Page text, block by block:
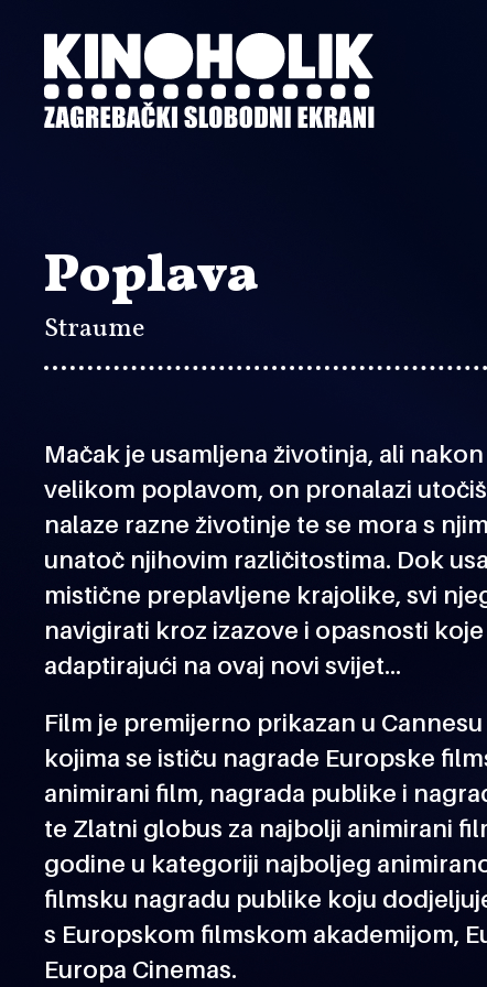
sadržaj
Poplava
Straume
Mačak je usamljena životinja, ali
velikom poplavom, on pronalazi
nalaze razne životinje te se mora s
unatoč njihovim različitostima. Dok
mistične preplavljene krajolike, svi
navigirati kroz izazove i opasnosti
adaptirajući na ovaj novi svijet...
Film je premijerno prikazan u
kojima se ističu nagrade Europske
animirani film, nagrada publike i
te Zlatni globus za najbolji animirani
godine u kategoriji najboljeg
filmsku nagradu publike koju
s Europskom filmskom akademijom,
Europa Cinemas.